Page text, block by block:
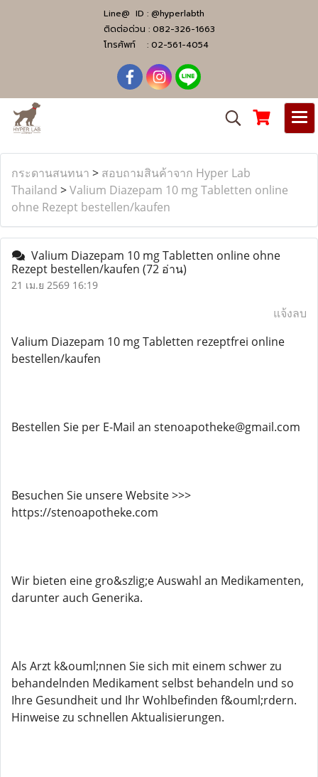
Line@ ID : @hyperlabth
ติดต่อด่วน : 082-326-1663
โทรศัพท์ : 02-561-4054
กระดานสนทนา > สอบถามสินค้าจาก Hyper Lab
Thailand >Valium Diazepam 10 mg Tabletten online
ohne Rezept bestellen/kaufen
Valium Diazepam 10 mg Tabletten online ohne
Rezept bestellen/kaufen (72 อ่าน)
21 เม.ย 2569 16:19
แจ้งลบ
Valium Diazepam 10 mg Tabletten rezeptfrei online
bestellen/kaufen
Bestellen Sie per E-Mail an stenoapotheke@gmail.com
Besuchen Sie unsere Website >>>
https://stenoapotheke.com
Wir bieten eine gro&szlig;e Auswahl an Medikamenten,
darunter auch Generika.
Als Arzt k&ouml;nnen Sie sich mit einem schwer zu
behandelnden Medikament selbst behandeln und so
Ihre Gesundheit und Ihr Wohlbefinden f&ouml;rdern.
Hinweise zu schnellen Aktualisierungen.